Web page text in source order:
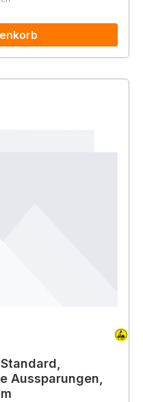
Aussparungen,